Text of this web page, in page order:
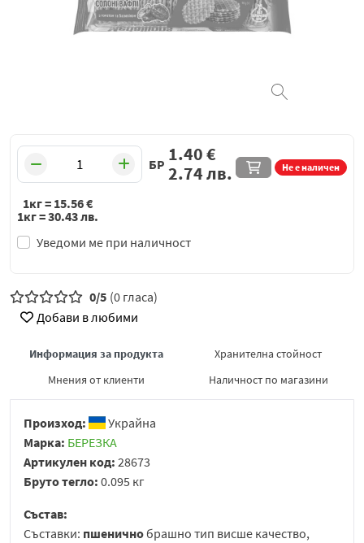
БР Не е наличен
Уведоми ме при наличност
1.40€
2.74лв.
1кг = 15.56€
1кг =30.43лв.
0/5 (0 гласа)
Добави в любими
Информация за продукта
Хранителна стойност
Мнения от клиенти
Наличност по магазини
Произход:
Украйна
Марка: БЕРЕЗКА
Артикулен код: 28673
Бруто тегло: 0.095 кг
Състав:
Съставки: пшеничнобрашно тип висше качество,